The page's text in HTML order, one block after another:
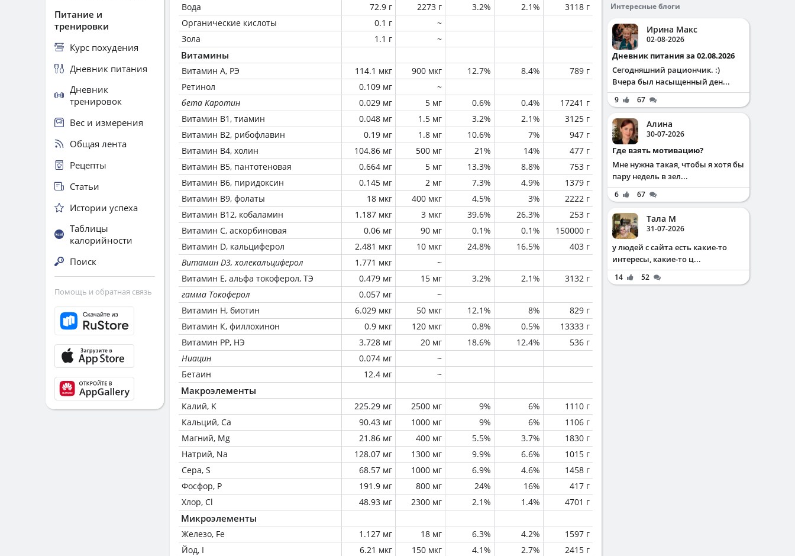
Вода
72.9 г 2273 г 3.2% 2.1%
3118 г
Органические кислоты
0.1 г
~
Зола
1.1 г ~
Витамины
Витамин А, РЭ 114.1 мкг 900 мкг 12.7% 8.4%
789 г
Ретинол
0.109 мг
~
бета Каротин
0.029 мг 5 мг 0.6% 0.4%
17241 г
Витамин В1, тиамин
0.048 мг 1.5 мг 3.2% 2.1%
3125 г
Витамин В2, рибофлавин
0.19 мг 1.8 мг 10.6% 7%
947 г
Витамин В4, холин
104.86 мг 500 мг 21% 14%
477 г
Витамин В5, пантотеновая
0.664 мг 5 мг 13.3% 8.8%
753 г
Витамин В6, пиридоксин
0.145 мг 2 мг 7.3% 4.9%
1379 г
Витамин В9, фолаты
18 мкг 400 мкг 4.5% 3%
2222 г
Витамин В12, кобаламин
1.187 мкг 3 мкг 39.6% 26.3%
253 г
Витамин C, аскорбиновая
0.06 мг 90 мг 0.1% 0.1%
150000 г
Витамин D, кальциферол
2.481 мкг 10 мкг 24.8% 16.5%
403 г
Витамин D3, холекальциферол
1.771 мкг
~
Витамин Е, альфа токоферол, ТЭ
0.479 мг 15 мг 3.2% 2.1%
3132 г
гамма Токоферол
0.057 мг
~
Витамин Н, биотин
6.029 мкг 50 мкг 12.1% 8%
829 г
Витамин К, филлохинон
0.9 мкг 120 мкг 0.8% 0.5%
13333 г
Витамин РР, НЭ
3.728 мг 20 мг 18.6% 12.4%
536 г
Ниацин
0.074 мг
~
Бетаин
12.4 мг ~
Макроэлементы
Калий, K 225.29 мг 2500 мг 9% 6%
1110 г
Кальций, Ca
90.43 мг 1000 мг 9% 6%
1106 г
Магний, Mg
21.86 мг 400 мг 5.5% 3.7%
1830 г
Натрий, Na
128.07 мг 1300 мг 9.9% 6.6%
1015 г
Сера, S
68.57 мг 1000 мг 6.9% 4.6%
1458 г
Фосфор, P
191.9 мг 800 мг 24% 16%
417 г
Хлор, Cl
48.93 мг 2300 мг 2.1% 1.4% 4701 г
Микроэлементы
Железо, Fe 1.127 мг 18 мг 6.3% 4.2%
1597 г
Йод, I
6.21 мкг 150 мкг 4.1% 2.7%
2415 г
Питание и
тренировки
Курс похудения
Дневник питания
Дневник
тренировок
Вес и измерения
Общая лента
Рецепты
Статьи
Истории успеха
Таблицы
калорийности
Поиск
Помощь и обратная связь
Интересные блоги
Ирина Макс
02-08-2026
Дневник питания за 02.08.2026
Сегодняшний рациончик. :)
Вчера был насыщенный ден...
9 67
Алина
30-07-2026
Где взять мотивацию?
Мне нужна такая, чтобы я хотя бы
пару недель в зел...
6 67
Тала М
31-07-2026
у людей с сайта есть какие-то
интересы, какие-то ц...
14 52